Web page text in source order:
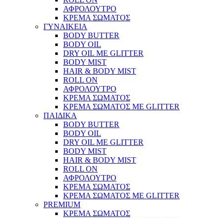
ΑΦΡΟΛΟΥΤΡΟ
ΚΡΕΜΑ ΣΩΜΑΤΟΣ
ΓΥΝΑΙΚΕΙΑ
BODY BUTTER
BODY OIL
DRY OIL ΜΕ GLITTER
BODY MIST
HAIR & BODY MIST
ROLL ON
ΑΦΡΟΛΟΥΤΡΟ
ΚΡΕΜΑ ΣΩΜΑΤΟΣ
ΚΡΕΜΑ ΣΩΜΑΤΟΣ ΜΕ GLITTER
ΠΑΙΔΙΚΑ
BODY BUTTER
BODY OIL
DRY OIL ΜΕ GLITTER
BODY MIST
HAIR & BODY MIST
ROLL ON
ΑΦΡΟΛΟΥΤΡΟ
ΚΡΕΜΑ ΣΩΜΑΤΟΣ
ΚΡΕΜΑ ΣΩΜΑΤΟΣ ΜΕ GLITTER
PREMIUM
ΚΡΕΜΑ ΣΩΜΑΤΟΣ